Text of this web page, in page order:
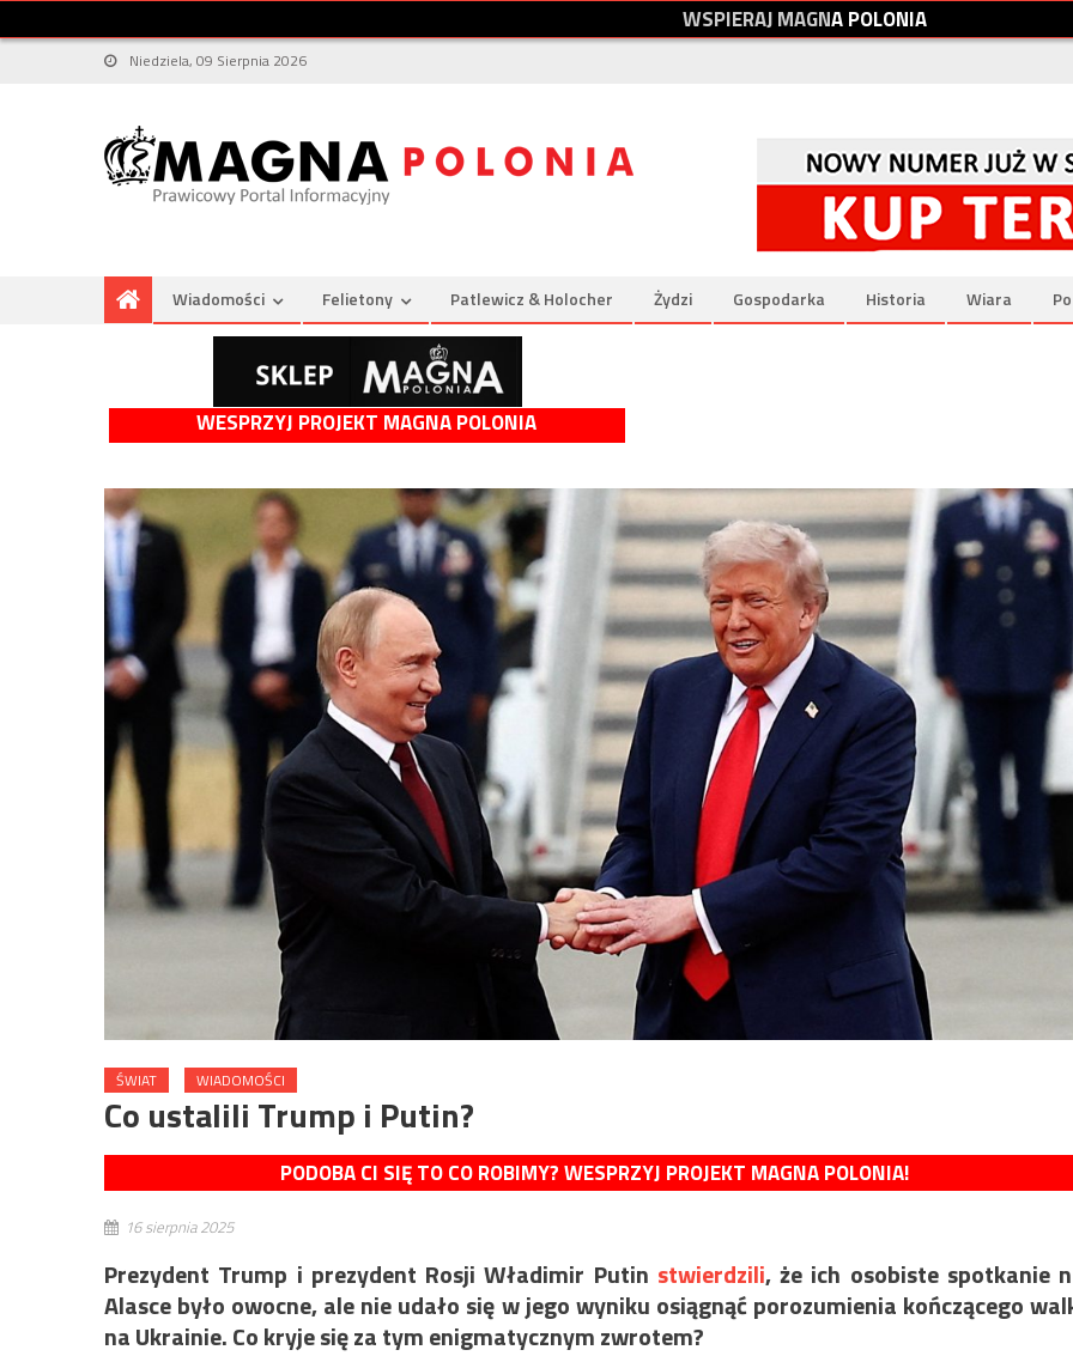
WSPIERAJMAGNAPOLONIA
Niedziela, 09 Sierpnia 2026
Wiadomości Felietony Patlewicz & Holocher Żydzi Gospodarka Historia Wiara
WESPRZYJ PROJEKT MAGNA POLONIA
ŚWIAT WIADOMOŚCI
Co ustalili Trump i Putin?
PODOBA CI SIĘ TO CO ROBIMY? WESPRZYJ PROJEKT MAGNA POLONIA!
16 sierpnia 2025
Prezydent Trump i prezydent Rosji Władimir Putin stwierdzili, że ich osobiste spotkanie
Alasce było owocne, ale nie udało się w jego wyniku osiągnąć porozumienia kończącego
na Ukrainie. Co kryje się za tym enigmatycznym zwrotem?